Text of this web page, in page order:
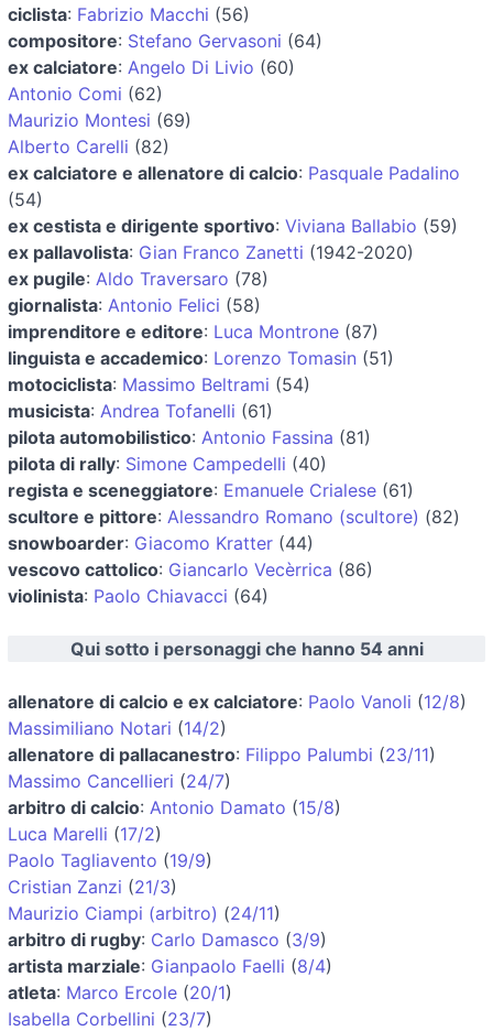
ciclista: Fabrizio Macchi (56)
compositore: Stefano Gervasoni (64)
ex calciatore: Angelo Di Livio (60)
Antonio Comi (62)
Maurizio Montesi (69)
Alberto Carelli (82)
ex calciatore e allenatore di calcio: Pasquale Padalino
(54)
ex cestista e dirigente sportivo: Viviana Ballabio (59)
ex pallavolista: Gian Franco Zanetti (1942-2020)
ex pugile: Aldo Traversaro (78)
giornalista: Antonio Felici (58)
imprenditore e editore: Luca Montrone (87)
linguista e accademico: Lorenzo Tomasin (51)
motociclista: Massimo Beltrami (54)
musicista: Andrea Tofanelli (61)
pilota automobilistico: Antonio Fassina (81)
pilota di rally: Simone Campedelli (40)
regista e sceneggiatore: Emanuele Crialese (61)
scultore e pittore: Alessandro Romano (scultore) (82)
snowboarder: Giacomo Kratter (44)
vescovo cattolico: Giancarlo Vecèrrica (86)
violinista: Paolo Chiavacci (64)
Qui sotto i personaggi che hanno 54 anni
allenatore di calcio e ex calciatore: Paolo Vanoli (12/8)
Massimiliano Notari (14/2)
allenatore di pallacanestro: Filippo Palumbi (23/11)
Massimo Cancellieri (24/7)
arbitro di calcio: Antonio Damato (15/8)
Luca Marelli (17/2)
Paolo Tagliavento (19/9)
Cristian Zanzi (21/3)
Maurizio Ciampi (arbitro) (24/11)
arbitro di rugby: Carlo Damasco (3/9)
artista marziale: Gianpaolo Faelli (8/4)
atleta: Marco Ercole (20/1)
Isabella Corbellini (23/7)